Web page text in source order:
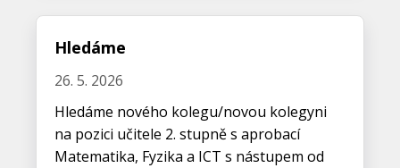
Hledáme
26. 5. 2026
Hledáme nového kolegu/novou kolegyni
na pozici učitele 2. stupně s aprobací
Matematika, Fyzika a ICT s nástupem od